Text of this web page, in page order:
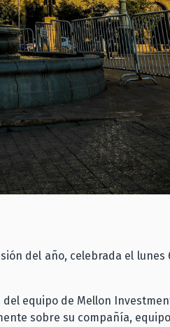
del año, celebrada el lunes
equipo de Mellon
sobre su compañía,